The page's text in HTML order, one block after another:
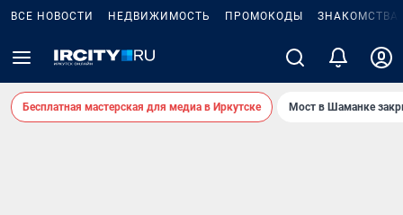
ВСЕ НОВОСТИ НЕДВИЖИМОСТЬ ПРОМОКОДЫ ЗНАКОМСТВА
Бесплатная мастерская для медиа в Иркутске Мост в Шаманке